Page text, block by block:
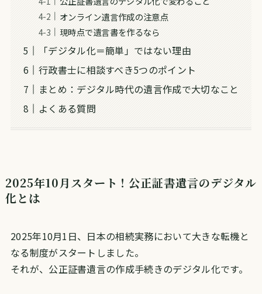
オンライン遺言作成の注意点
現時点で遺言書を作るなら
「デジタル化＝簡単」ではない理由
行政書士に相談すべき5つのポイント
まとめ：デジタル時代の遺言作成で大切なこと
よくある質問
2025年10月スタート！公正証書遺言のデジタル
化とは
2025年10月1日、日本の相続実務において大きな転機と
なる制度がスタートしました。
それが、公正証書遺言の作成手続きのデジタル化です。